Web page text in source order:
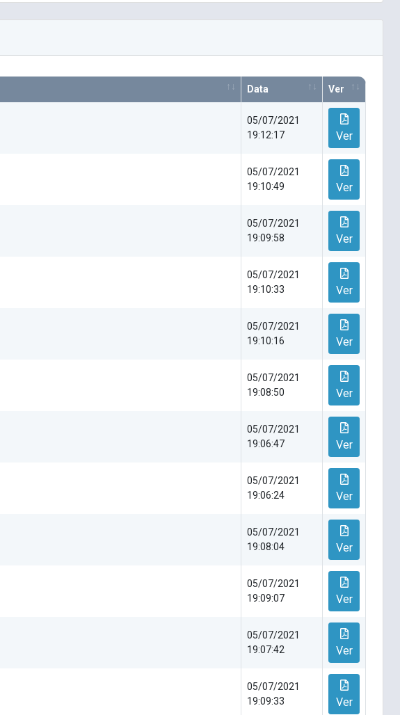
Data Ver
05/07/2021
19:12:17
Ver
05/07/2021
19:10:49
Ver
05/07/2021
19:09:58
Ver
05/07/2021
19:10:33
Ver
05/07/2021
19:10:16
Ver
05/07/2021
19:08:50
Ver
05/07/2021
19:06:47
Ver
05/07/2021
19:06:24
Ver
05/07/2021
19:08:04
Ver
05/07/2021
19:09:07
Ver
05/07/2021
19:07:42
Ver
05/07/2021
19:09:33
Ver